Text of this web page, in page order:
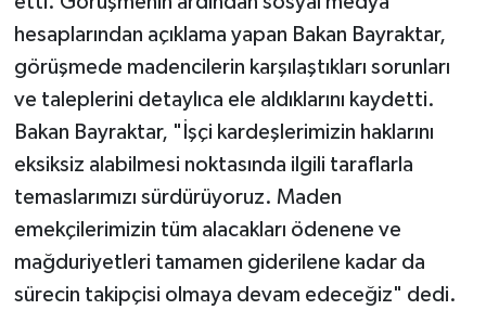
hesaplarından açıklama yapan Bakan Bayraktar,
görüşmede madencilerin karşılaştıkları sorunları
ve taleplerini detaylıca ele aldıklarını kaydetti.
Bakan Bayraktar, "İşçi kardeşlerimizin haklarını
eksiksiz alabilmesi noktasında ilgili taraflarla
temaslarımızı sürdürüyoruz. Maden
emekçilerimizin tüm alacakları ödenene ve
mağduriyetleri tamamen giderilene kadar da
sürecin takipçisi olmaya devam edeceğiz" dedi.